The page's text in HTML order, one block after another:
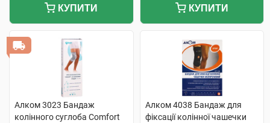
КУПИТИ КУПИТИ
Алком 3023 Бандаж
колінного суглоба Comfort
Алком 4038 Бандаж для
фіксації колінної чашечки